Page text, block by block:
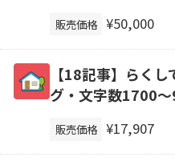
販売価格 ¥50,000
【18記事】らく
グ・文字数1700
販売価格 ¥17,907